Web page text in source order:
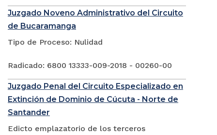
Juzgado Noveno Administrativo del Circuito
de Bucaramanga
Tipo de Proceso: Nulidad
Radicado: 6800 13333-009-2018 - 00260-00
Juzgado Penal del Circuito Especializado en
Extinción de Dominio de Cúcuta - Norte de
Santander
Edicto emplazatorio de los terceros